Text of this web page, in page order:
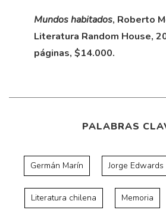
Mundos habitados, Roberto
Literatura Random House,
páginas, $14.000.
PALABRAS
Germán Marín Jorge Edwards
Literatura chilena Memoria